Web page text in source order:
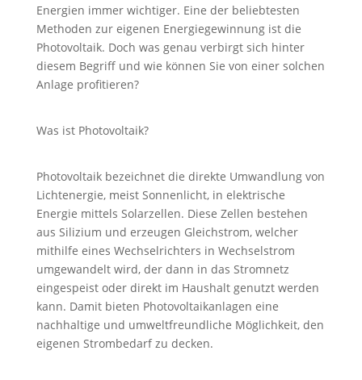
Energien immer wichtiger. Eine der beliebtesten
Methoden zur eigenen Energiegewinnung ist die
Photovoltaik. Doch was genau verbirgt sich hinter
diesem Begriff und wie können Sie von einer solchen
Anlage profitieren?
Was ist Photovoltaik?
Photovoltaik bezeichnet die direkte Umwandlung von
Lichtenergie, meist Sonnenlicht, in elektrische
Energie mittels Solarzellen. Diese Zellen bestehen
aus Silizium und erzeugen Gleichstrom, welcher
mithilfe eines Wechselrichters in Wechselstrom
umgewandelt wird, der dann in das Stromnetz
eingespeist oder direkt im Haushalt genutzt werden
kann. Damit bieten Photovoltaikanlagen eine
nachhaltige und umweltfreundliche Möglichkeit, den
eigenen Strombedarf zu decken.